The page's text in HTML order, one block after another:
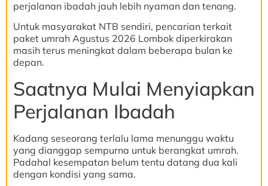
perjalanan ibadah jauh lebih nyaman dan tenang.
Untuk masyarakat NTB sendiri, pencarian terkait
paket umrah Agustus 2026 Lombok diperkirakan
masih terus meningkat dalam beberapa bulan ke
depan.
Saatnya Mulai Menyiapkan
Perjalanan Ibadah
Kadang seseorang terlalu lama menunggu waktu
yang dianggap sempurna untuk berangkat umrah.
Padahal kesempatan belum tentu datang dua kali
dengan kondisi yang sama.